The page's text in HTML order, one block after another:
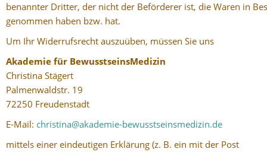
benannter Dritter, der nicht der Beförderer ist, die Waren in
genommen haben bzw. hat.
Um Ihr Widerrufsrecht auszuüben, müssen Sie uns
Akademie für BewusstseinsMedizin
Christina Stägert
Palmenwaldstr. 19
72250 Freudenstadt
E-Mail: christina@akademie-bewusstseinsmedizin.de
mittels einer eindeutigen Erklärung (z. B. ein mit der Post